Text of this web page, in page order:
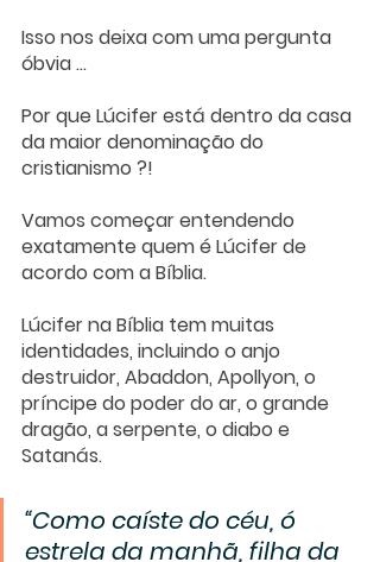
Isso nos deixa com uma pergunta
óbvia ...
Por que Lúcifer está dentro da casa
da maior denominação do
cristianismo ?!
Vamos começar entendendo
exatamente quem é Lúcifer de
acordo com a Bíblia.
Lúcifer na Bíblia tem muitas
identidades, incluindo o anjo
destruidor, Abaddon, Apollyon, o
príncipe do poder do ar, o grande
dragão, a serpente, o diabo e
Satanás.
“Como caíste do céu, ó
estrela da manhã, filha da